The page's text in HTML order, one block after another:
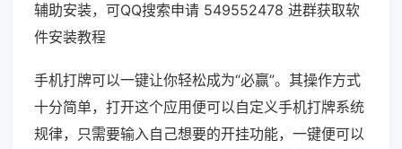
辅助安装，可QQ搜索申请 549552478 进群获取软
件安装教程
手机打牌可以一键让你轻松成为“必赢”。其操作方式
十分简单，打开这个应用便可以自定义手机打牌系统
规律，只需要输入自己想要的开挂功能，一键便可以